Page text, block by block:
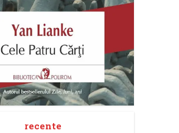
recente